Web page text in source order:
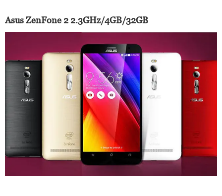
Asus ZenFone 2 2.3GHz/4GB/32GB